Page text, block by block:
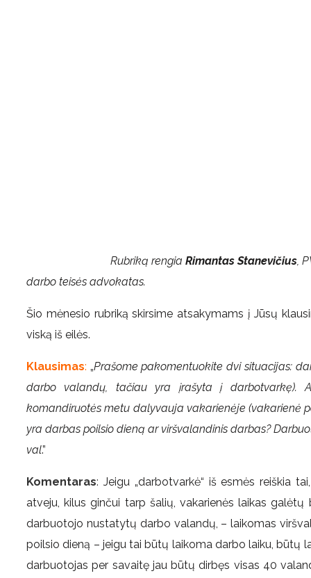
Rubriką rengia Rimantas Stanevičius ,
darbo teisės advokatas.
Šio mėnesio rubriką skirsime atsakymams į Jūsų
viską iš eilės.
Klausimas: „Prašome pakomentuokitedvi situacijas:
darbo valandų, tačiau yra įrašyta į darbotvarkę).
komandiruotės metu dalyvauja vakarienėje (vakarienė
yra darbas poilsio dieną ar viršvalandinis darbas?
val.”
Komentaras: Jeigu „darbotvarkė“ iš esmės reiškia
atveju, kilus ginčui tarp šalių, vakarienės laikas
darbuotojo nustatytų darbo valandų, – laikomas
poilsio dieną – jeigu tai būtų laikoma darbo laiku, būtų
darbuotojas per savaitę jau būtų dirbęs visas 40